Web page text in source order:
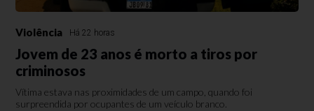
Violência Há 22 horas
Jovem de 23 anos é morto a tiros por
criminosos
Vítima estava nas proximidades de um campo, quando foi
surpreendida por ocupantes de um veículo branco.